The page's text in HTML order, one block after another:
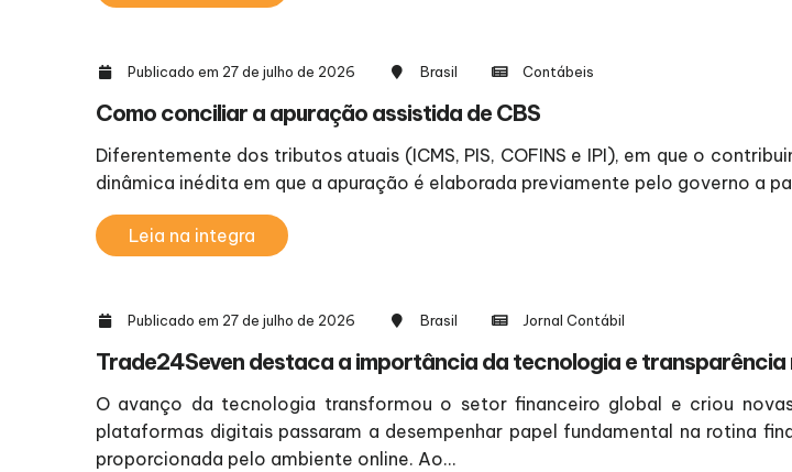
Publicado em 27 de julho de 2026 Brasil Contábeis
Como conciliar a apuração assistida de CBS
Diferentemente dos tributos atuais (ICMS, PIS, COFINS e IPI), em que o
dinâmica inédita em que a apuração é elaborada previamente pelo governo a
Leia na integra
Publicado em 27 de julho de 2026 Brasil Jornal Contábil
Trade24Seven destaca a importância da tecnologia e
O avanço da tecnologia transformou o setor financeiro global e criou
plataformas digitais passaram a desempenhar papel fundamental na rotina
proporcionada pelo ambiente online. Ao...